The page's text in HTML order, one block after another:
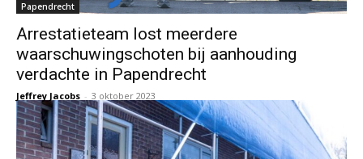
Papendrecht
Arrestatieteam lost meerdere
waarschuwingschoten bij aanhouding
verdachte in Papendrecht
Jeffrey Jacobs - 3 oktober 2023